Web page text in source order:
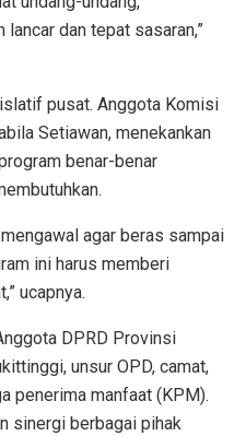
dan tepat sasaran,”
pusat. Anggota Komisi
Setiawan, menekankan
benar-benar
agar beras sampai
ini harus memberi
ucapnya.
DPRD Provinsi
unsur OPD, camat,
penerima manfaat (KPM).
sinergi berbagai pihak